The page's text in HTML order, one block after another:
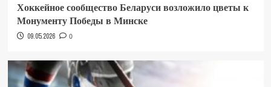
Хоккейное сообщество Беларуси возложило цветы к
Монументу Победы в Минске
09.05.2026 0